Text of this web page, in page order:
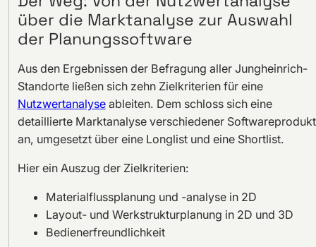
über die Marktanalyse zur Auswahl
der Planungssoftware
Aus den Ergebnissen der Befragung aller Jungheinrich-
Standorte ließen sich zehn Zielkriterien für eine
Nutzwertanalyseableiten. Dem schloss sich eine
detaillierte Marktanalyse verschiedener
an, umgesetzt über eine Longlist und eine Shortlist.
Hier ein Auszug der Zielkriterien:
Materialflussplanung und -analyse in 2D
Layout- und Werkstrukturplanung in 2D und 3D
Bedienerfreundlichkeit